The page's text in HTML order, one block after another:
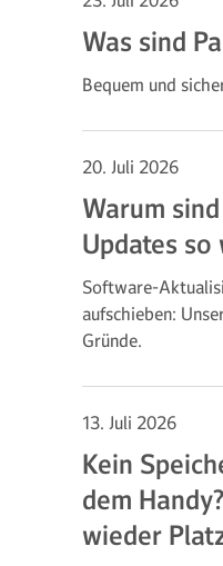
Was sind
Bequem und
20. Juli 2026
Warum
Updates so
Software-
aufschieben:
Gründe.
13. Juli 2026
Kein
dem
wieder